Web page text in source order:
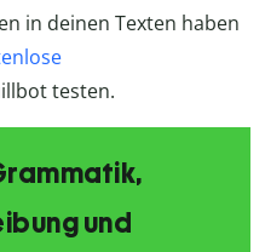
in deinen Texten haben
testen.
und